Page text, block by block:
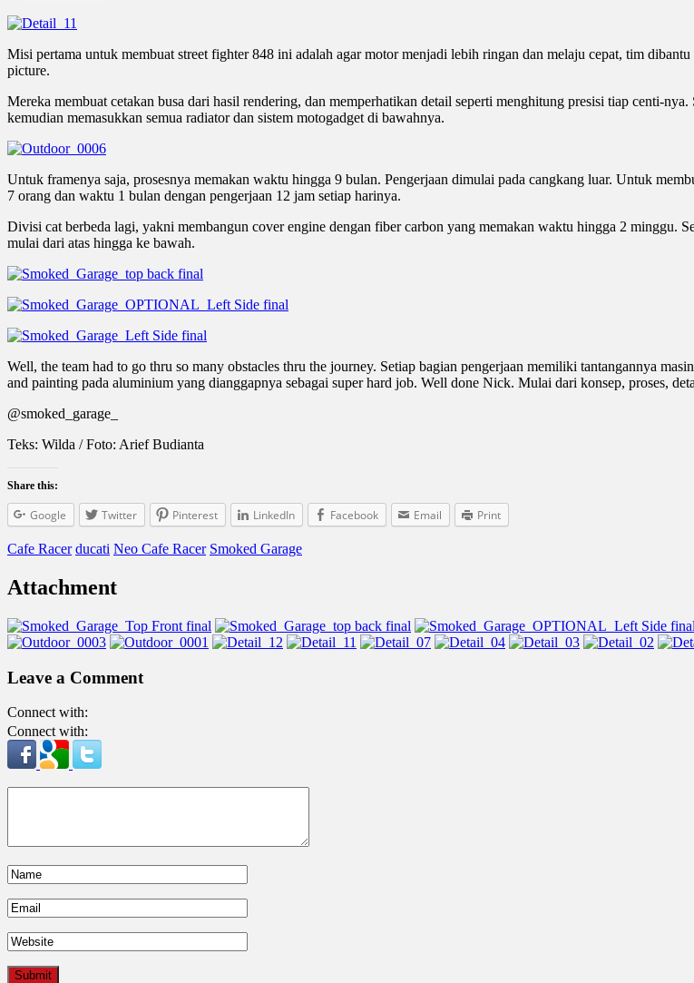
Misi pertama untuk membuat street fighter 848 ini adalah agar motor menjadi lebih ringan dan melaju cepat, tim
picture.
Mereka membuat cetakan busa dari hasil rendering, dan memperhatikan detail seperti menghitung presisi tiap centi-
kemudian memasukkan semua radiator dan sistem motogadget di bawahnya.
Untuk framenya saja, prosesnya memakan waktu hingga 9 bulan. Pengerjaan dimulai pada cangkang luar. Untuk
7 orang dan waktu 1 bulan dengan pengerjaan 12 jam setiap harinya.
Divisi cat berbeda lagi, yakni membangun cover engine dengan fiber carbon yang memakan waktu hingga 2 minggu.
mulai dari atas hingga ke bawah.
Well, the team had to go thru so many obstacles thru the journey. Setiap bagian pengerjaan memiliki tantangannya
and painting pada aluminium yang dianggapnya sebagai super hard job. Well done Nick. Mulai dari konsep, proses,
@smoked_garage_
Teks: Wilda / Foto: Arief Budianta
Share this:
Google Twitter Pinterest LinkedIn Facebook Email Print
Cafe Racer ducati Neo Cafe Racer Smoked Garage
Attachment
Leave a Comment
Connect with:
Connect with: